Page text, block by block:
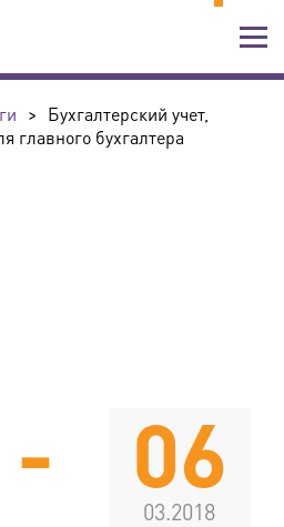
> Бухгалтерский учет,
главного бухгалтера
- 06
03.2018